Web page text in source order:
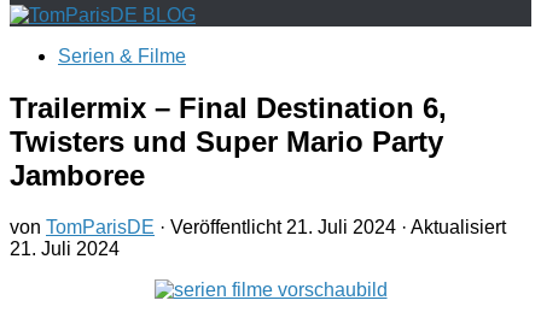
Serien & Filme
Trailermix – Final Destination 6,
Twisters und Super Mario Party
Jamboree
von TomParisDE · Veröffentlicht 21. Juli 2024 · Aktualisiert
21. Juli 2024